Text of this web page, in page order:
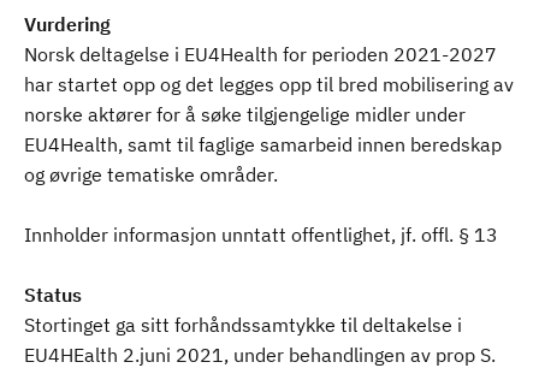
Vurdering
Norsk deltagelse i EU4Health for perioden 2021-2027
har startet opp og det legges opp til bred mobilisering av
norske aktører for å søke tilgjengelige midler under
EU4Health, samt til faglige samarbeid innen beredskap
og øvrige tematiske områder.
Innholder informasjon unntatt offentlighet, jf. offl. § 13
Status
Stortinget ga sitt forhåndssamtykke til deltakelse i
EU4HEalth 2.juni 2021, under behandlingen av prop S.